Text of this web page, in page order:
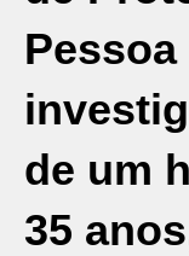
Pessoa
de um
35